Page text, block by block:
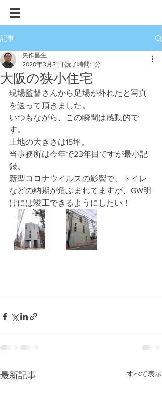
記事
大阪の狭小住宅
矢作昌生
2020年3月31日 読了時間: 1分
現場監督さんから足場が外れたと写真
を送って頂きました。
いつもながら、この瞬間は感動的で
す。
土地の大きさは15坪。
当事務所は今年で23年目ですが最小記
録。
新型コロナウイルスの影響で、トイレ
などの納期が危ぶまれてますが、GW明
けには竣工できるようにしたい！
最新記事 すべて表示